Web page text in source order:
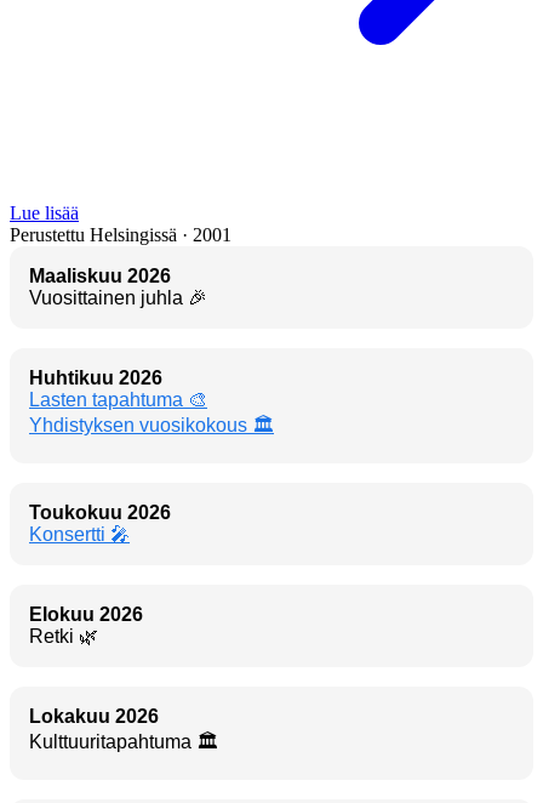
Lue lisää
Perustettu Helsingissä · 2001
Maaliskuu 2026
Vuosittainen juhla 🎉
Huhtikuu 2026
Lasten tapahtuma 🎨
Yhdistyksen vuosikokous 🏛️
Toukokuu 2026
Konsertti 🎤
Elokuu 2026
Retki 🌿
Lokakuu 2026
Kulttuuritapahtuma 🏛️